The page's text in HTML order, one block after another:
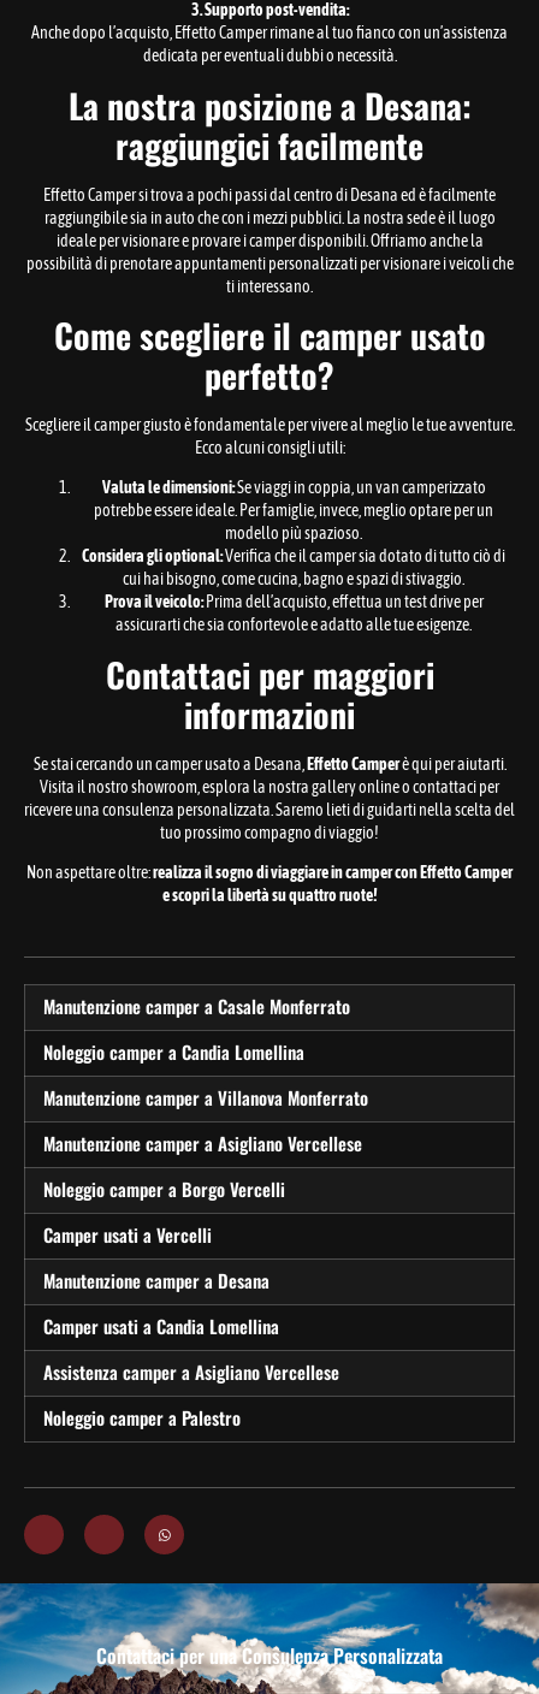
3. Supporto post-vendita:
Anche dopo l’acquisto, Effetto Camper rimane al tuo fianco con un’assistenza
dedicata per eventuali dubbi o necessità.
La nostra posizione a Desana:
raggiungici facilmente
Effetto Camper si trova a pochi passi dal centro di Desana ed è facilmente
raggiungibile sia in auto che con i mezzi pubblici. La nostra sede è il luogo
ideale per visionare e provare i camper disponibili. Offriamo anche la
possibilità di prenotare appuntamenti personalizzati per visionare i veicoli che
ti interessano.
Come scegliere il camper usato
perfetto?
Scegliere il camper giusto è fondamentale per vivere al meglio le tue avventure.
Ecco alcuni consigli utili:
Valuta le dimensioni:Se viaggi in coppia, un van camperizzato
potrebbe essere ideale. Per famiglie, invece, meglio optare per un
modello più spazioso.
Considera gli optional:Verifica che il camper sia dotato di tutto ciò di
cui hai bisogno, come cucina, bagno e spazi di stivaggio.
Prova il veicolo:Prima dell’acquisto, effettua un test drive per
assicurarti che sia confortevole e adatto alle tue esigenze.
Contattaci per maggiori
informazioni
Se stai cercando un camper usato a Desana, Effetto Camperè qui per aiutarti.
Visita il nostro showroom, esplora la nostra gallery online o contattaci per
ricevere una consulenza personalizzata. Saremo lieti di guidarti nella scelta del
tuo prossimo compagno di viaggio!
Non aspettare oltre:realizza il sogno di viaggiare in camper con Effetto Camper
e scopri la libertà su quattro ruote!
Manutenzione camper a Casale Monferrato
Noleggio camper a Candia Lomellina
Manutenzione camper a Villanova Monferrato
Manutenzione camper a Asigliano Vercellese
Noleggio camper a Borgo Vercelli
Camper usati a Vercelli
Manutenzione camper a Desana
Camper usati a Candia Lomellina
Assistenza camper a Asigliano Vercellese
Noleggio camper a Palestro
Contattaci per una Consulenza Personalizzata